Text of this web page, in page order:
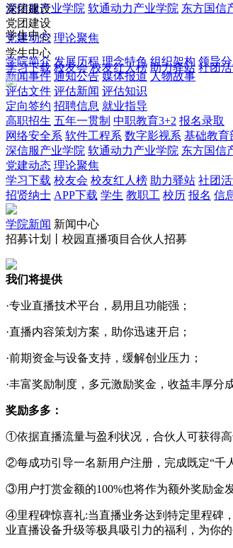
深信服产业学院 软通动力产业学院 东方国信
党团建设
党建动态 理论聚焦
学生中心
学习下载 校友会 校友红人榜 助力驿站 社团
党团建设
学生中心
学院简介 发展历程 理念特色 组织架构 领导
新闻事件 通知公告 媒体报道 人物故事
评估文件 评估新闻 评估知识
定向签约 招聘信息 就业指导
高职招生 五年一贯制 中职教育3+2 报名录取
网络安全系 软件工程系 数字影视系 基础教育
深信服产业学院 软通动力产业学院 东方国信
党建动态 理论聚焦
学习下载 校友会 校友红人榜 助力驿站 社团
招贤纳士 APP下载 学生 教职工 校历 报名 信
学院新闻 新闻中心
招募计划丨校园直播项目合伙人招募
我们将提供
·专业直播技术平台，易用且功能强；
·直播内容策划方案，助你迅速开启；
·前期资金与设备支持，缓解创业压力；
·丰富奖励制度，多元激励奖金，收益丰厚分成
奖励多多：
①依据直播流量与盈利状况，合伙人可获得
②每成功引导一名新用户注册，完成既定“千
③用户打赏金额的100%也将作为额外奖励金
④里程碑惊喜礼:当直播业务达到特定里程碑
业直播设备升级等极具吸引力的福利，为你